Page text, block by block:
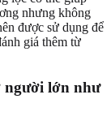
nhưng không
được sử dụng để
giá thêm từ
người lớn như